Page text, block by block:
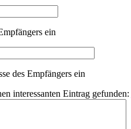
ein
des Empfängers ein
interessanten Eintrag gefunden: